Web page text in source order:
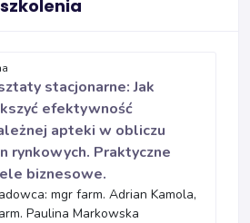
stacjonarne: Jak
efektywność
apteki w obliczu
rynkowych. Praktyczne
biznesowe.
mgr farm. Adrian Kamola,
Paulina Markowska